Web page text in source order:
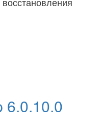
6.0.10.0